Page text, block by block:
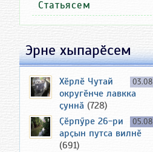
Статьясем
Эрне хыпарӗсем
03.08
Хӗрлӗ Чутай
округӗнче лавкка
ҫуннӑ (728)
05.08
Ҫӗрпӳре 26-ри
арҫын путса вилнӗ
(691)